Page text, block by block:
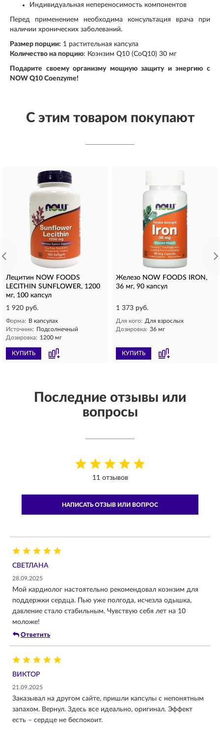
Индивидуальная непереносимость компонентов
Перед применением необходима консультация врача при
наличии хронических заболеваний.
Размер порции: 1 растительная капсула
Количество на порцию: Коэнзим Q10 (CoQ10) 30 мг
Подарите своему организму мощную защиту и энергию с
NOW Q10 Coenzyme!
С этим товаром покупают
Лецитин NOW FOODS
LECITHIN SUNFLOWER, 1200
мг, 100 капсул
1 920 руб.
Форма: В капсулах
Источник: Подсолнечный
Дозировка: 1200 мг
КУПИТЬ
Железо NOW FOODS IRON,
36 мг, 90 капсул
1 373 руб.
Для кого: Для взрослых
Дозировка: 36 мг
КУПИТЬ
Последние отзывы или
вопросы
11 отзывов
НАПИСАТЬ ОТЗЫВ ИЛИ ВОПРОС
СВЕТЛАНА
28.09.2025
Мой кардиолог настоятельно рекомендовал коэнзим для
поддержки сердца. Пью уже полгода, исчезла одышка,
давление стало стабильным. Чувствую себя лет на 10
моложе!
Ответить
ВИКТОР
21.09.2025
Заказывал на другом сайте, пришли капсулы с непонятным
запахом. Вернул. Здесь все идеально, оригинал. Эффект
есть – сердце не беспокоит.